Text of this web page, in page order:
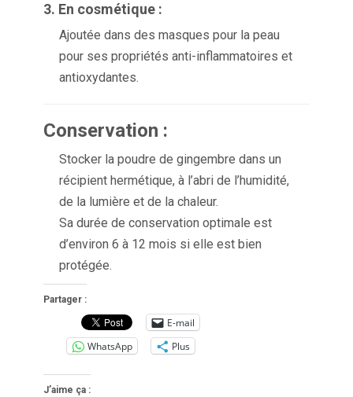
3. En cosmétique :
Ajoutée dans des masques pour la peau
pour ses propriétés anti-inflammatoires et
antioxydantes.
Conservation :
Stocker la poudre de gingembre dans un
récipient hermétique, à l’abri de l’humidité,
de la lumière et de la chaleur.
Sa durée de conservation optimale est
d’environ 6 à 12 mois si elle est bien
protégée.
Partager :
E-mail
WhatsApp
Plus
J’aime ça :